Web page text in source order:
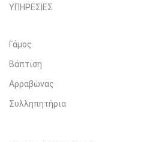
ΥΠΗΡΕΣΙΕΣ
Γάμος
Βάπτιση
Αρραβώνας
Συλληπητήρια